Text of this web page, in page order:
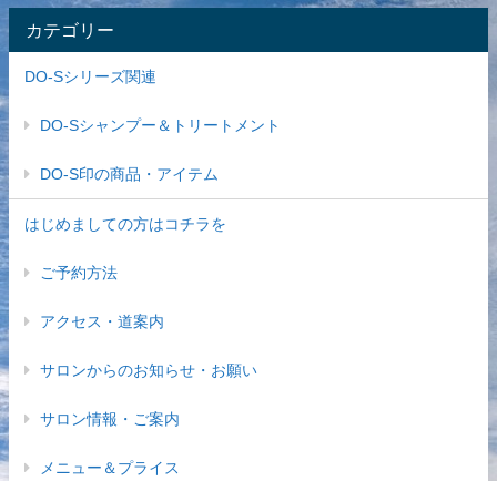
カテゴリー
DO-Sシリーズ関連
DO-Sシャンプー＆トリートメント
DO-S印の商品・アイテム
はじめましての方はコチラを
ご予約方法
アクセス・道案内
サロンからのお知らせ・お願い
サロン情報・ご案内
メニュー＆プライス